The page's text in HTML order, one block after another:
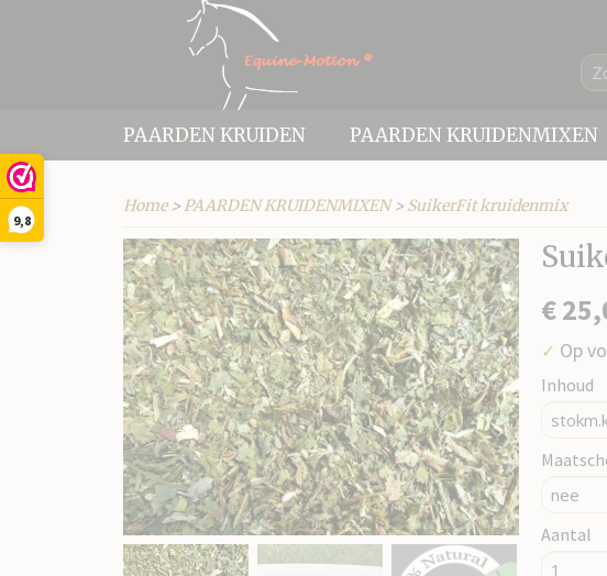
9,8
PAARDEN KRUIDEN PAARDEN KRUIDENMIXEN
Home> PAARDEN KRUIDENMIXEN> SuikerFit kruidenmix
€
✓ Op
Inhoud
Aantal